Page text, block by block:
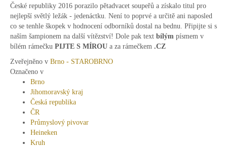
České republiky 2016 porazilo pětadvacet soupeřů a získalo titul pro
nejlepší světlý ležák - jedenáctku. Není to poprvé a určitě ani naposled
co se tenhle škopek v hodnocení odborníků dostal na bednu. Připijte si s
naším šampionem na další vítězství! Dole pak text bílým písmem v
bílém rámečku PIJTE S MÍROU a za rámečkem .CZ
Zveřejněno v Brno - STAROBRNO
Označeno v
Brno
Jihomoravský kraj
Česká republika
ČR
Průmyslový pivovar
Heineken
Kruh